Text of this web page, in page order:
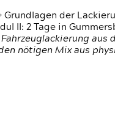
der
II: 2 Tage in
nötigen Mix aus